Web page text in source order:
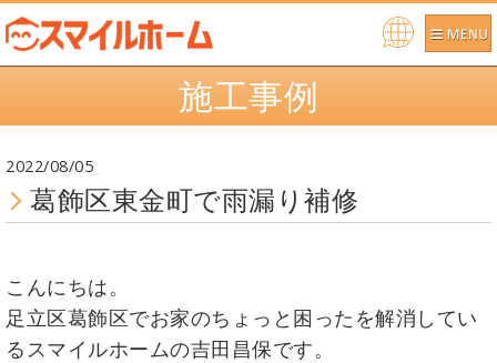
Po
re
施工事例
2022/08/05
葛飾区東金町で雨漏り補修
こんにちは。
足立区葛飾区でお家のちょっと困ったを解消してい
るスマイルホームの吉田昌保です。